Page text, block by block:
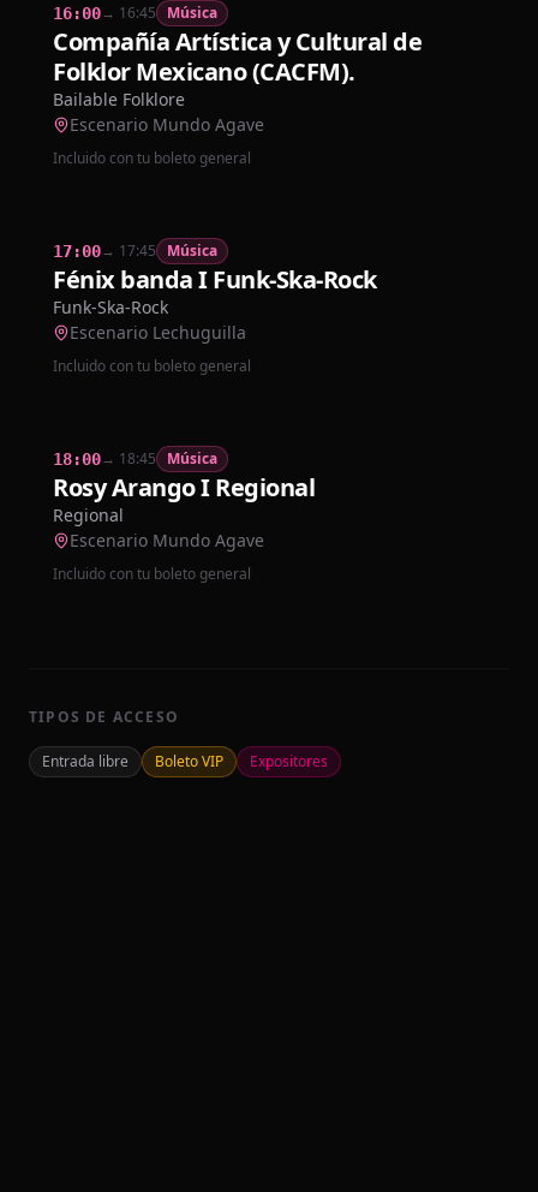
16:00→ 16:45 Música
Compañía Artística y Cultural de
Folklor Mexicano (CACFM).
Bailable Folklore
Escenario Mundo Agave
Incluido con tu boleto general
17:00→ 17:45 Música
Fénix banda I Funk-Ska-Rock
Funk-Ska-Rock
Escenario Lechuguilla
Incluido con tu boleto general
18:00→ 18:45 Música
Rosy Arango I Regional
Regional
Escenario Mundo Agave
Incluido con tu boleto general
TIPOS DE ACCESO
Entrada libre Boleto VIP Expositores